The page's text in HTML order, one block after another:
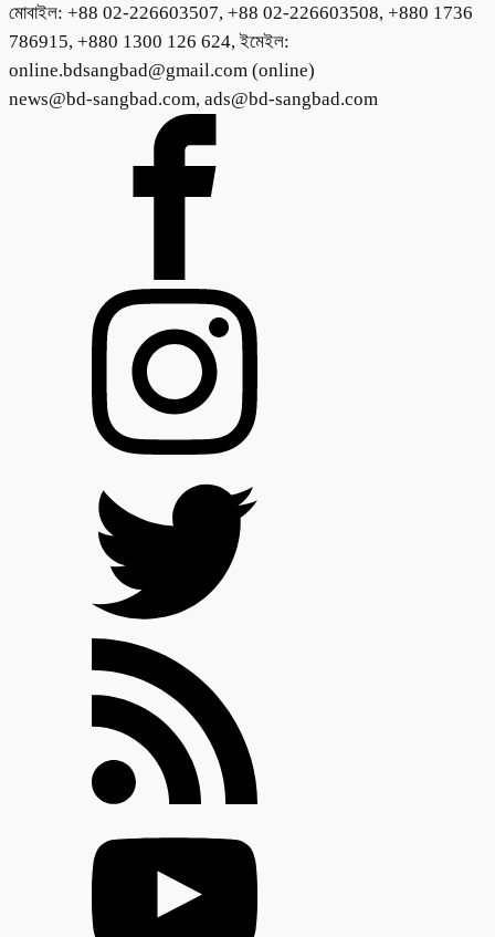
মোবাইল: +88 02-226603507, +88 02-226603508, +880 1736
786915, +880 1300 126 624, ইমেইল:
online.bdsangbad@gmail.com (online)
news@bd-sangbad.com, ads@bd-sangbad.com